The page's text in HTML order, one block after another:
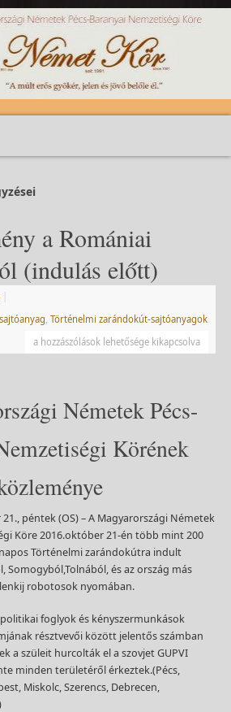
a Romániai
(indulás előtt)
, Történelmi zarándokút-sajtóanyagok
a hozzászólások lehetősége kikapcsolva
Németek Pécs-
Körének
péntek (OS) – A Magyarországi Németek
Köre 2016.október 21-én több mint 200
Történelmi zarándokútra indult
Somogyból,Tolnából, és az ország más
robotosok nyomában.
foglyok és kényszermunkások
résztvevői között jelentős számban
a szüleit hurcolták el a szovjet GUPVI
minden területéről érkeztek.(Pécs,
Miskolc, Szerencs, Debrecen,